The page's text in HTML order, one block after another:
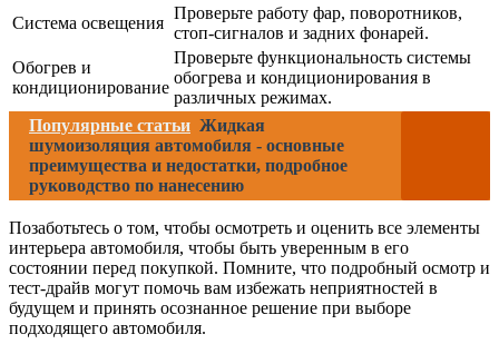
Система освещения
Проверьте работу фар, поворотников,
стоп-сигналов и задних фонарей.
Обогрев и
кондиционирование
Проверьте функциональность системы
обогрева и кондиционирования в
различных режимах.
Популярные статьи Жидкая
шумоизоляция автомобиля - основные
преимущества и недостатки, подробное
руководство по нанесению
Позаботьтесь о том, чтобы осмотреть и оценить все элементы
интерьера автомобиля, чтобы быть уверенным в его
состоянии перед покупкой. Помните, что подробный осмотр и
тест-драйв могут помочь вам избежать неприятностей в
будущем и принять осознанное решение при выборе
подходящего автомобиля.